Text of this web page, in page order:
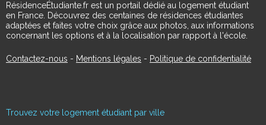
RésidenceÉtudiante.fr est un portail dédié au logement étudiant
en France. Découvrez des centaines de résidences étudiantes
adaptées et faites votre choix grâce aux photos, aux informations
concernant les options et à la localisation par rapport à l'école.
Contactez-nous - Mentions légales - Politique de confidentialité
Trouvez votre logement étudiant par ville